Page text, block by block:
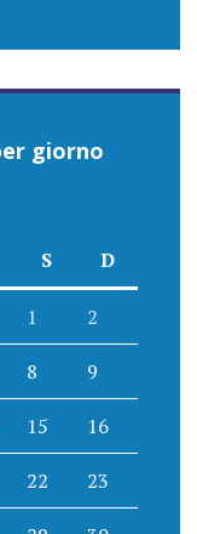
giorno
S D
1 2
8 9
15 16
22 23